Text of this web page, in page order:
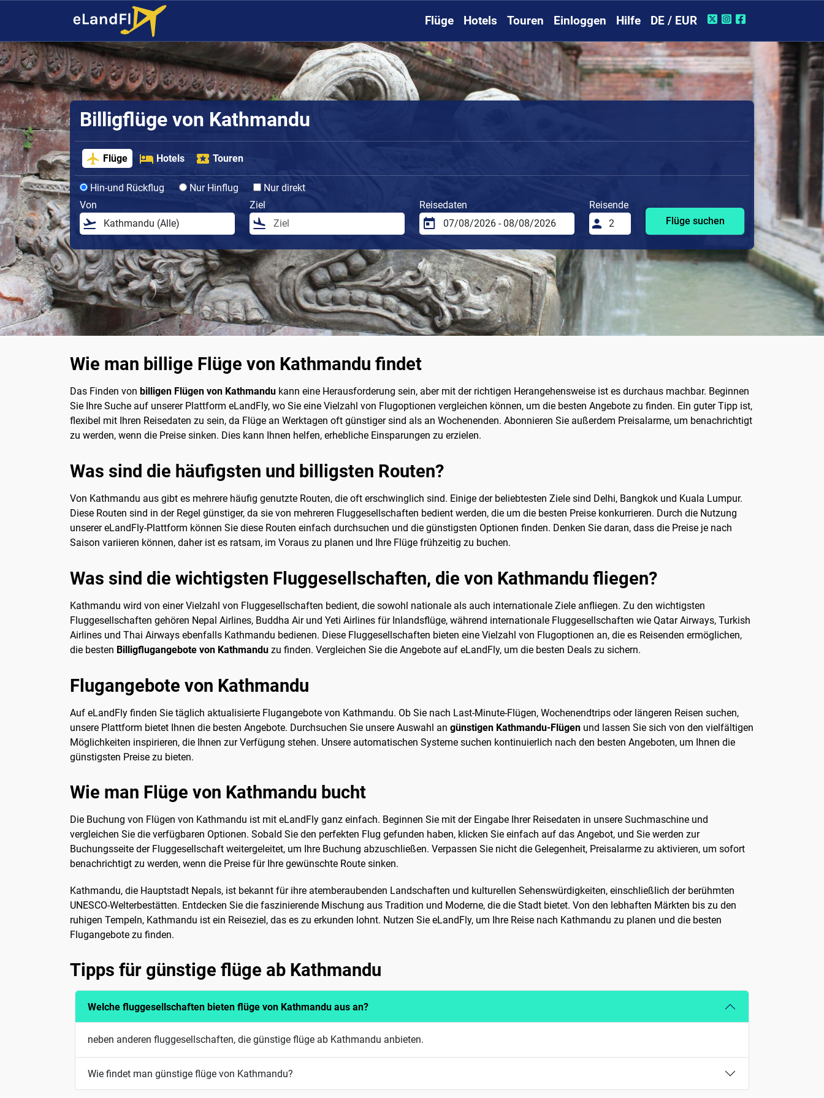
Flüge Hotels Touren Einloggen Hilfe DE / EUR
Billigflüge von Kathmandu
Flüge Hotels Touren
Hin-und Rückflug Nur Hinflug
Nur direkt
Von
Ziel Reisedaten
Reisende
Flüge suchen
Wie man billige Flüge von Kathmandu findet
Das Finden von billigen Flügen von Kathmandu kann eine Herausforderung sein, aber mit der richtigen Herangehensweise ist es durchaus machbar. Beginnen
Sie Ihre Suche auf unserer Plattform eLandFly, wo Sie eine Vielzahl von Flugoptionen vergleichen können, um die besten Angebote zu finden. Ein guter Tipp ist,
flexibel mit Ihren Reisedaten zu sein, da Flüge an Werktagen oft günstiger sind als an Wochenenden. Abonnieren Sie außerdem Preisalarme, um benachrichtigt
zu werden, wenn die Preise sinken. Dies kann Ihnen helfen, erhebliche Einsparungen zu erzielen.
Was sind die häufigsten und billigsten Routen?
Von Kathmandu aus gibt es mehrere häufig genutzte Routen, die oft erschwinglich sind. Einige der beliebtesten Ziele sind Delhi, Bangkok und Kuala Lumpur.
Diese Routen sind in der Regel günstiger, da sie von mehreren Fluggesellschaften bedient werden, die um die besten Preise konkurrieren. Durch die Nutzung
unserer eLandFly-Plattform können Sie diese Routen einfach durchsuchen und die günstigsten Optionen finden. Denken Sie daran, dass die Preise je nach
Saison variieren können, daher ist es ratsam, im Voraus zu planen und Ihre Flüge frühzeitig zu buchen.
Was sind die wichtigsten Fluggesellschaften, die von Kathmandu fliegen?
Kathmandu wird von einer Vielzahl von Fluggesellschaften bedient, die sowohl nationale als auch internationale Ziele anfliegen. Zu den wichtigsten
Fluggesellschaften gehören Nepal Airlines, Buddha Air und Yeti Airlines für Inlandsflüge, während internationale Fluggesellschaften wie Qatar Airways, Turkish
Airlines und Thai Airways ebenfalls Kathmandu bedienen. Diese Fluggesellschaften bieten eine Vielzahl von Flugoptionen an, die es Reisenden ermöglichen,
die besten Billigflugangebote von Kathmandu zu finden. Vergleichen Sie die Angebote auf eLandFly, um die besten Deals zu sichern.
Flugangebote von Kathmandu
Auf eLandFly finden Sie täglich aktualisierte Flugangebote von Kathmandu. Ob Sie nach Last-Minute-Flügen, Wochenendtrips oder längeren Reisen suchen,
unsere Plattform bietet Ihnen die besten Angebote. Durchsuchen Sie unsere Auswahl an günstigen Kathmandu-Flügen und lassen Sie sich von den vielfältigen
Möglichkeiten inspirieren, die Ihnen zur Verfügung stehen. Unsere automatischen Systeme suchen kontinuierlich nach den besten Angeboten, um Ihnen die
günstigsten Preise zu bieten.
Wie man Flüge von Kathmandu bucht
Die Buchung von Flügen von Kathmandu ist mit eLandFly ganz einfach. Beginnen Sie mit der Eingabe Ihrer Reisedaten in unsere Suchmaschine und
vergleichen Sie die verfügbaren Optionen. Sobald Sie den perfekten Flug gefunden haben, klicken Sie einfach auf das Angebot, und Sie werden zur
Buchungsseite der Fluggesellschaft weitergeleitet, um Ihre Buchung abzuschließen. Verpassen Sie nicht die Gelegenheit, Preisalarme zu aktivieren, um sofort
benachrichtigt zu werden, wenn die Preise für Ihre gewünschte Route sinken.
Kathmandu, die Hauptstadt Nepals, ist bekannt für ihre atemberaubenden Landschaften und kulturellen Sehenswürdigkeiten, einschließlich der berühmten
UNESCO-Welterbestätten. Entdecken Sie die faszinierende Mischung aus Tradition und Moderne, die die Stadt bietet. Von den lebhaften Märkten bis zu den
ruhigen Tempeln, Kathmandu ist ein Reiseziel, das es zu erkunden lohnt. Nutzen Sie eLandFly, um Ihre Reise nach Kathmandu zu planen und die besten
Flugangebote zu finden.
Tipps für günstige flüge ab Kathmandu
Welche fluggesellschaften bieten flüge von Kathmandu aus an?
neben anderen fluggesellschaften, die günstige flüge ab Kathmandu anbieten.
Wie findet man günstige flüge von Kathmandu?